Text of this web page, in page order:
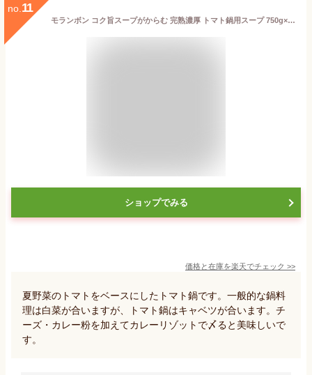
no. 11
モランボン コク旨スープがからむ 完熟濃厚 トマト鍋用スープ 750g×5袋 | 鍋の素 ストレートタイプ トマト鍋 トマト 赤ワイン チーズ ハーブ イタリアン パスタ 餃子鍋 3?4人分
ショップでみる
価格と在庫を楽天でチェック >>
夏野菜のトマトをベースにしたトマト鍋です。一般的な鍋料
理は白菜が合いますが、トマト鍋はキャベツが合います。チ
ーズ・カレー粉を加えてカレーリゾットで〆ると美味しいで
す。